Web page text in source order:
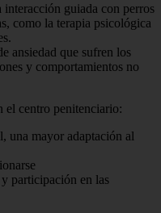
interacción guiada con perros
como la terapia psicológica
ansiedad que sufren los
y comportamientos no
el centro penitenciario:
una mayor adaptación al
participación en las